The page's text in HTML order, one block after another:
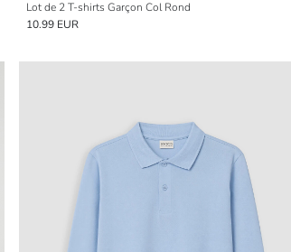
Lot de 2 T-shirts Garçon Col Rond
10.99 EUR